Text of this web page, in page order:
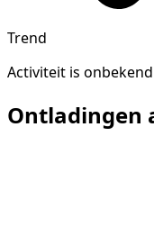
Trend
Activiteit is onbekend
Ontladingen